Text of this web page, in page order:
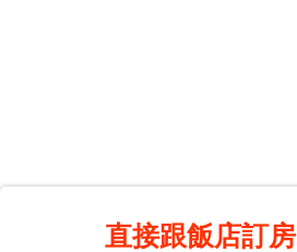
直接跟飯店訂房